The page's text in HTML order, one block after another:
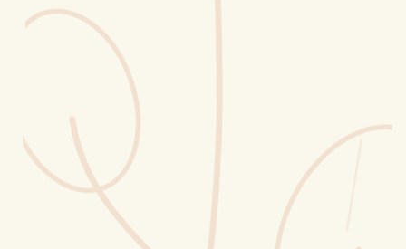
Blüten-Finder
Phänologie-Radar
Vogelstimmen
Gartenplaner
Düngeberater